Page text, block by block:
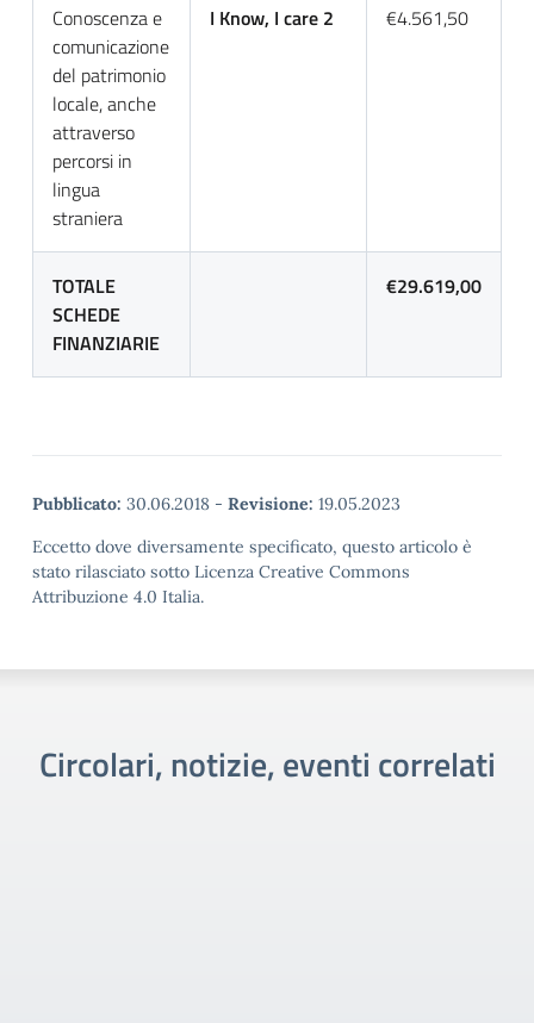
Conoscenza e
comunicazione
del patrimonio
locale, anche
attraverso
percorsi in
lingua
straniera
I Know, I care 2 €4.561,50
TOTALE
SCHEDE
FINANZIARIE
€29.619,00
Pubblicato: 30.06.2018 - Revisione: 19.05.2023
Eccetto dove diversamente specificato, questo articolo è
stato rilasciato sotto Licenza Creative Commons
Attribuzione 4.0 Italia.
Circolari, notizie, eventi correlati